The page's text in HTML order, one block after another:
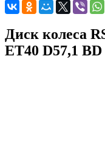
Диск колеса
ET40 D57,1